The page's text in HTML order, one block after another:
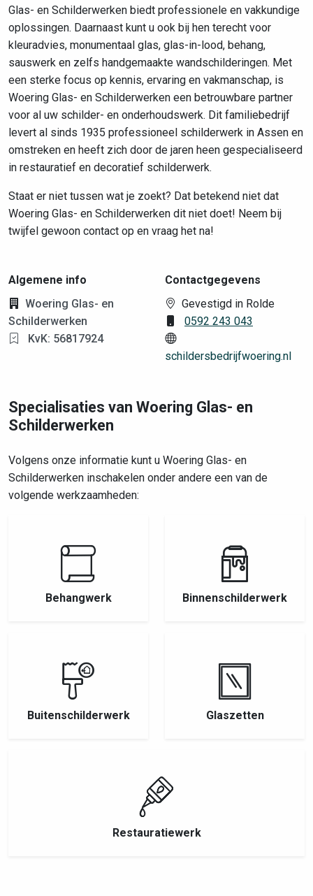
Glas- en Schilderwerken biedt professionele en vakkundige
oplossingen. Daarnaast kunt u ook bij hen terecht voor
kleuradvies, monumentaal glas, glas-in-lood, behang,
sauswerk en zelfs handgemaakte wandschilderingen. Met
een sterke focus op kennis, ervaring en vakmanschap, is
Woering Glas- en Schilderwerken een betrouwbare partner
voor al uw schilder- en onderhoudswerk. Dit familiebedrijf
levert al sinds 1935 professioneel schilderwerk in Assen en
omstreken en heeft zich door de jaren heen gespecialiseerd
in restauratief en decoratief schilderwerk.
Staat er niet tussen wat je zoekt? Dat betekend niet dat
Woering Glas- en Schilderwerken dit niet doet! Neem bij
twijfel gewoon contact op en vraag het na!
Algemene info
Woering Glas- en
Schilderwerken
KvK: 56817924
Contactgegevens
Gevestigd in Rolde
0592 243 043
schildersbedrijfwoering.nl
Specialisaties van Woering Glas- en
Schilderwerken
Volgens onze informatie kunt u Woering Glas- en
Schilderwerken inschakelen onder andere een van de
volgende werkzaamheden:
Behangwerk Binnenschilderwerk
Buitenschilderwerk Glaszetten
Restauratiewerk